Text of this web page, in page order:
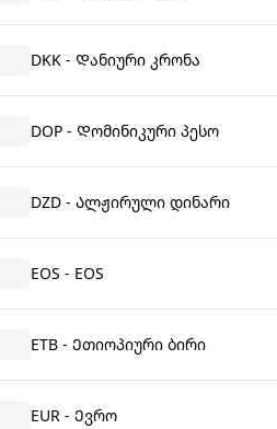
DKK - Დანიური კრონა
DOP - Დომინიკური პესო
DZD - Ალჟირული დინარი
EOS - EOS
ETB - Ეთიოპიური ბირი
EUR - Ევრო